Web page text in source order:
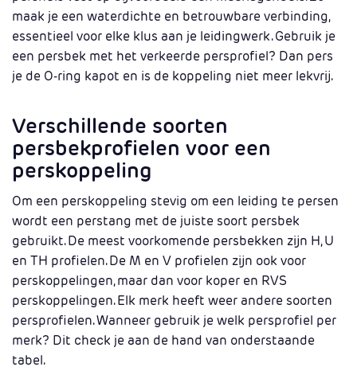
maak je een waterdichte en betrouwbare verbinding,
essentieel voor elke klus aan je leidingwerk. Gebruik je
een persbek met het verkeerde persprofiel? Dan pers
je de O-ring kapot en is de koppeling niet meer lekvrij.
Verschillende soorten
persbekprofielen voor een
perskoppeling
Om een perskoppeling stevig om een leiding te persen
wordt een perstang met de juiste soort persbek
gebruikt. De meest voorkomende persbekken zijn H, U
en TH profielen. De M en V profielen zijn ook voor
perskoppelingen, maar dan voor koper en RVS
perskoppelingen. Elk merk heeft weer andere soorten
persprofielen. Wanneer gebruik je welk persprofiel per
merk? Dit check je aan de hand van onderstaande
tabel.